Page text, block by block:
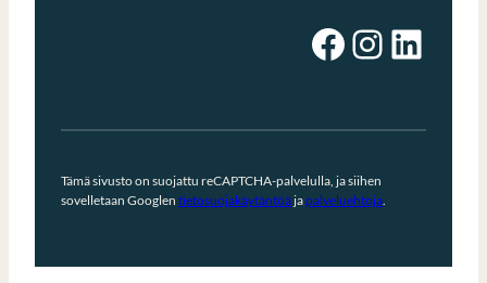
Facebook Instagram LinkedIn
Tämä sivusto on suojattu reCAPTCHA-palvelulla, ja siihen
sovelletaan Googlen tietosuojakäytäntöäja palveluehtoja